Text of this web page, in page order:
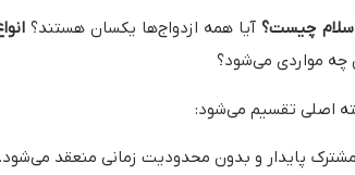
اسلام چیست؟آیا همه ازدواج‌ها یکسان هستند؟
چه مواردی می‌شود؟
اصلی تقسیم می‌شود:
مشترک پایدار و بدون محدودیت زمانی منعقد می‌شود.